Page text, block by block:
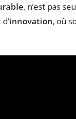
, n’est pas
innovation, où